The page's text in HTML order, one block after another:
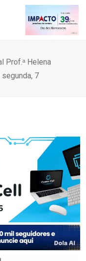
Prof.ᵃ Helena
7